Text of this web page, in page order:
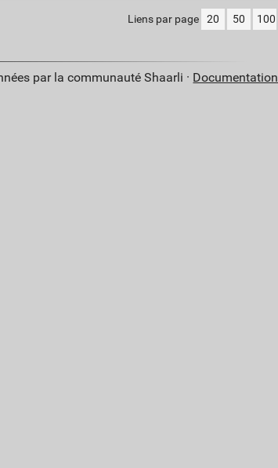
Liens par page 20 50 100
par la communauté Shaarli · Documentation